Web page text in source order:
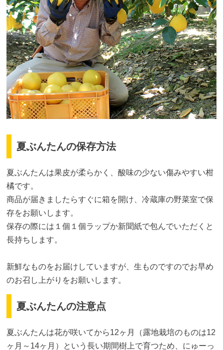
夏ぶんたんの保存方法
夏ぶんたんは果皮が柔らかく、酸味の少ない傷みやすい柑
橘です。
商品が届きましたらすぐに箱を開け、冷蔵庫の野菜室で保
存をお願いします。
保存の際には１個１個ラップか新聞紙で包んでいただくと
長持ちします。
新鮮なものをお届けしていますが、生ものですのでお早め
のお召し上がりをお願いします。
夏ぶんたんの注意点
夏ぶんたんは花が咲いてから12ヶ月（露地栽培のものは12
ヶ月～14ヶ月）という長い期間樹上で育つため、にゅーっ